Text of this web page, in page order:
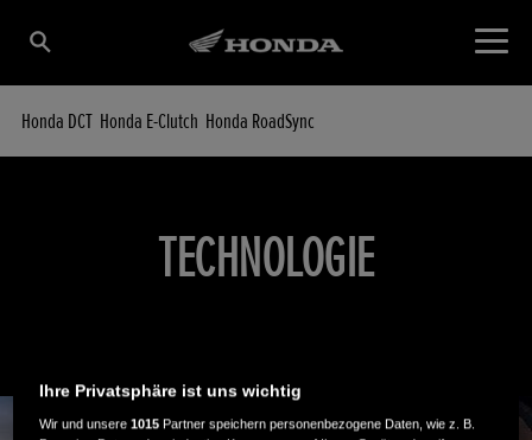
Honda DCT Honda E-Clutch Honda RoadSync
TECHNOLOGIE
Ihre Privatsphäre ist uns wichtig
Wir und unsere1015 Partner speichern personenbezogene Daten, wie z. B.